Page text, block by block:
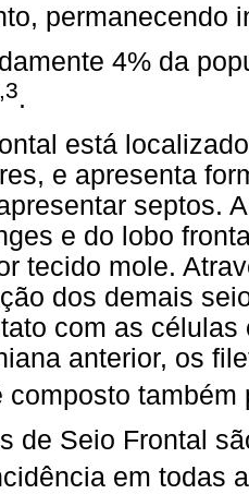
permanecendo
4% da
.
está
e apresenta
septos.
e do lobo
tecido mole.
dos demais
com as
anterior, os
composto
de Seio Frontal
em todas